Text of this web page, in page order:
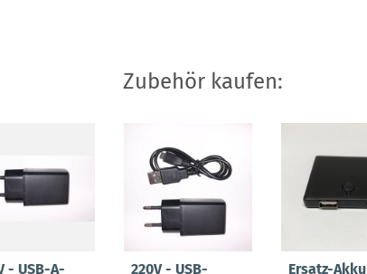
Zubehör kaufen:
- USB-A- 220V - USB- Ersatz-Akku